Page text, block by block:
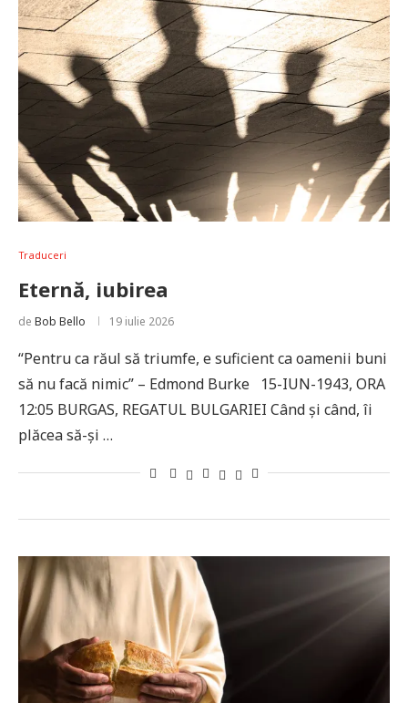
Traduceri
Eternă, iubirea
de Bob Bello 19 iulie 2026
“Pentru ca răul să triumfe, e suficient ca oamenii buni
să nu facă nimic” – Edmond Burke 15-IUN-1943, ORA
12:05 BURGAS, REGATUL BULGARIEI Când și când, îi
plăcea să-și …